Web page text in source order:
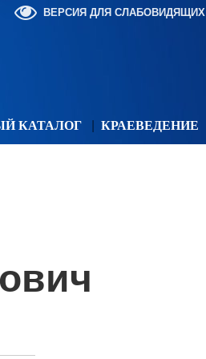
ВЕРСИЯ ДЛЯ СЛАБОВИДЯЩИХ
КАТАЛОГ КРАЕВЕДЕНИЕ